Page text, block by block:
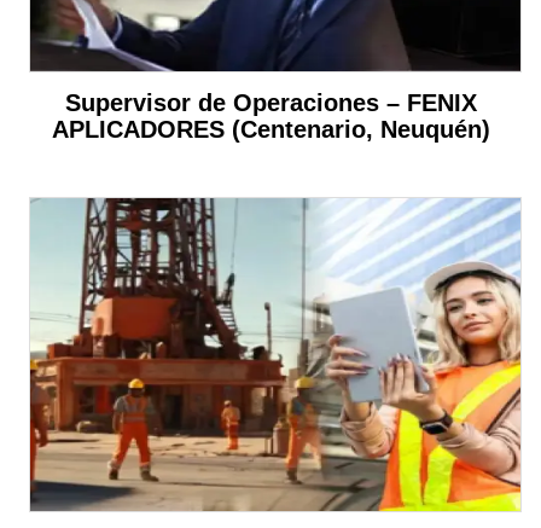
Supervisor de Operaciones – FENIX
APLICADORES (Centenario, Neuquén)